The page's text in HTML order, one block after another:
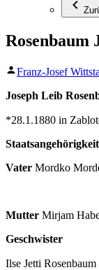
Rosenbaum
Veröffentlicht
Franz-Josef
Joseph Leib
*28.1.1880 in
Staatsangehörigkeit
Vater Mordko
Mutter Mirjam
Geschwister
Ilse Jetti